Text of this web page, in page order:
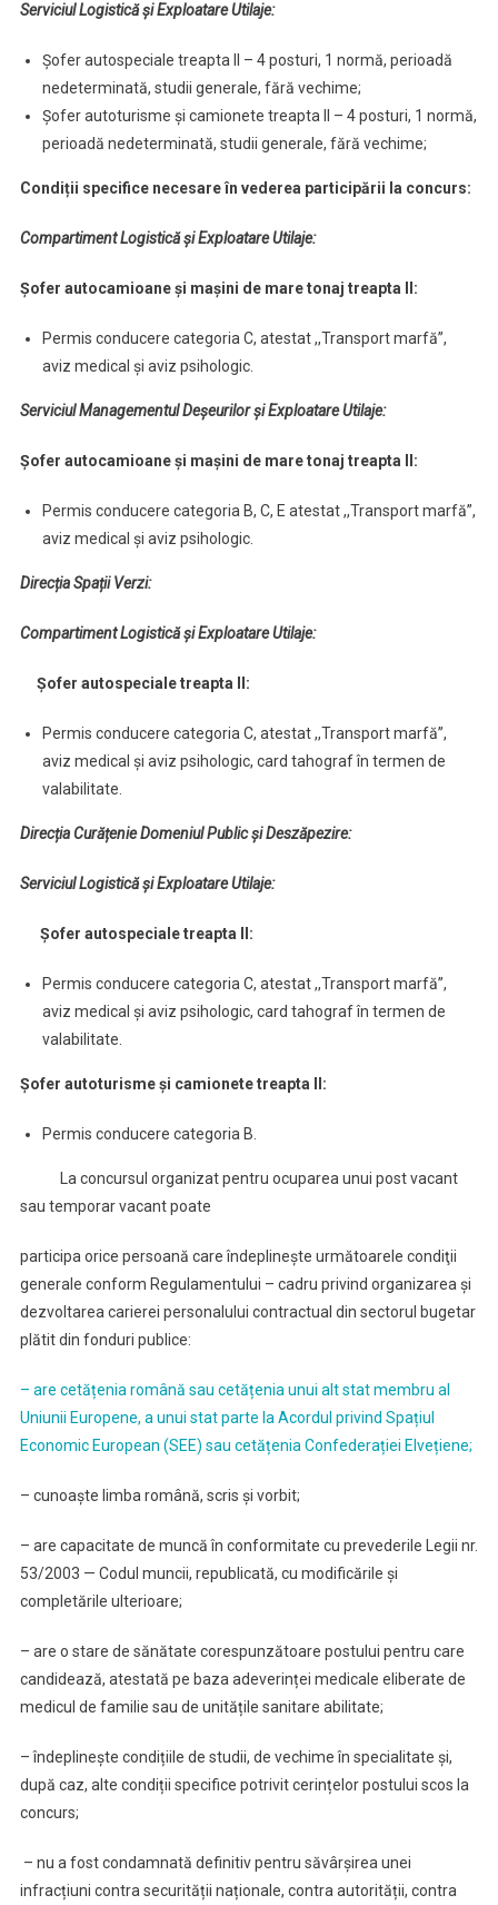
Serviciul Logistică și Exploatare Utilaje:
Șofer autospeciale treapta II – 4 posturi, 1 normă, perioadă
nedeterminată, studii generale, fără vechime;
Șofer autoturisme și camionete treapta II – 4 posturi, 1 normă,
perioadă nedeterminată, studii generale, fără vechime;
Condiții specifice necesare în vederea participării la concurs:
Compartiment Logistică și Exploatare Utilaje:
Șofer autocamioane și mașini de mare tonaj treapta II:
Permis conducere categoria C, atestat ,,Transport marfă”,
aviz medical și aviz psihologic.
Serviciul Managementul Deșeurilor și Exploatare Utilaje:
Șofer autocamioane și mașini de mare tonaj treapta II:
Permis conducere categoria B, C, E atestat ,,Transport marfă”,
aviz medical și aviz psihologic.
Direcția Spații Verzi:
Compartiment Logistică și Exploatare Utilaje:
Șofer autospeciale treapta II:
Permis conducere categoria C, atestat ,,Transport marfă”,
aviz medical și aviz psihologic, card tahograf în termen de
valabilitate.
Direcția Curățenie Domeniul Public și Deszăpezire:
Serviciul Logistică și Exploatare Utilaje:
Șofer autospeciale treapta II:
Permis conducere categoria C, atestat ,,Transport marfă”,
aviz medical și aviz psihologic, card tahograf în termen de
valabilitate.
Șofer autoturisme și camionete treapta II:
Permis conducere categoria B.
La concursul organizat pentru ocuparea unui post vacant
sau temporar vacant poate
participa orice persoană care îndeplineşte următoarele condiţii
generale conform Regulamentului – cadru privind organizarea și
dezvoltarea carierei personalului contractual din sectorul bugetar
plătit din fonduri publice:
– are cetățenia română sau cetățenia unui alt stat membru al
Uniunii Europene, a unui stat parte la Acordul privind Spațiul
Economic European (SEE) sau cetățenia Confederației Elvețiene;
– cunoaște limba română, scris și vorbit;
– are capacitate de muncă în conformitate cu prevederile Legii nr.
53/2003 — Codul muncii, republicată, cu modificările și
completările ulterioare;
– are o stare de sănătate corespunzătoare postului pentru care
candidează, atestată pe baza adeverinței medicale eliberate de
medicul de familie sau de unitățile sanitare abilitate;
– îndeplinește condițiile de studii, de vechime în specialitate și,
după caz, alte condiții specifice potrivit cerințelor postului scos la
concurs;
– nu a fost condamnată definitiv pentru săvârșirea unei
infracțiuni contra securității naționale, contra autorității, contra